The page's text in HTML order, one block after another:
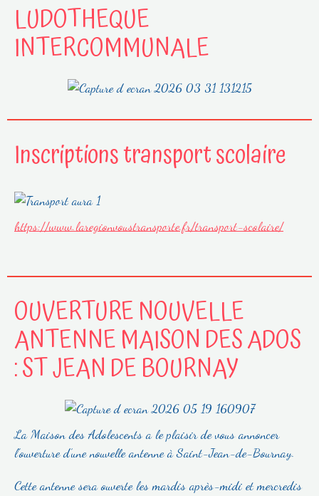
LUDOTHEQUE
INTERCOMMUNALE
Inscriptions transport scolaire
https://www.laregionvoustransporte.fr/transport-scolaire/
OUVERTURE NOUVELLE
ANTENNE MAISON DES ADOS
: ST JEAN DE BOURNAY
La Maison des Adolescents a le plaisir de vous annoncer
l’ouverture d’une nouvelle antenne à Saint-Jean-de-Bournay.
Cette antenne sera ouverte les mardis après-midi et mercredis